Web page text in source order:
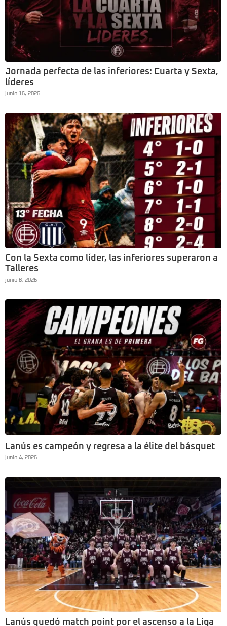
Jornada perfecta de las inferiores: Cuarta y Sexta,
líderes
junio 16, 2026
Con la Sexta como líder, las inferiores superaron a
Talleres
junio 8, 2026
Lanús es campeón y regresa a la élite del básquet
junio 4, 2026
Lanús quedó match point por el ascenso a la Liga